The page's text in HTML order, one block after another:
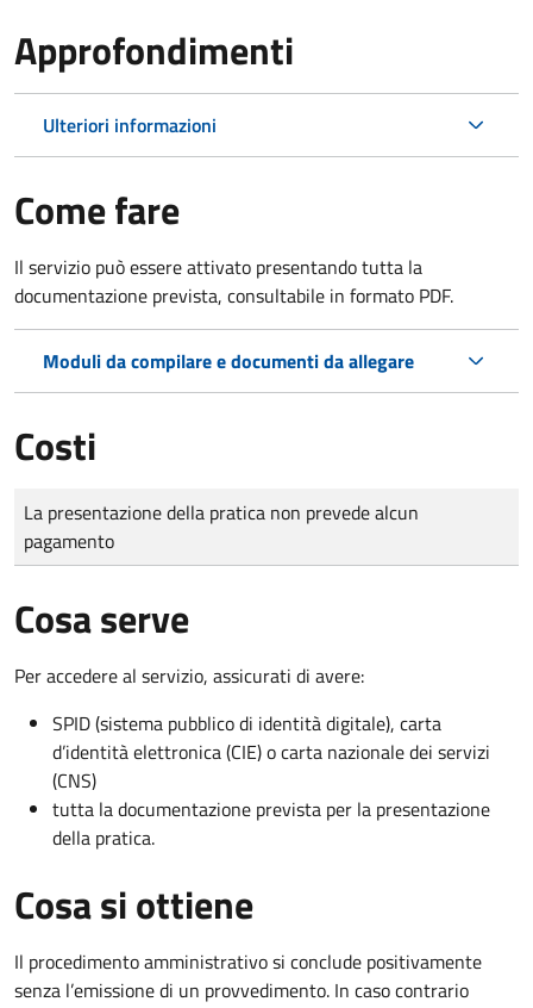
Approfondimenti
Ulteriori informazioni
Come fare
Il servizio può essere attivato presentando tutta la
documentazione prevista, consultabile in formato PDF.
Moduli da compilare e documenti da allegare
Costi
Tipo di pagamento
Importo
La presentazione della pratica non prevede alcun
pagamento
Cosa serve
Per accedere al servizio, assicurati di avere:
SPID (sistema pubblico di identità digitale), carta
d’identità elettronica (CIE) o carta nazionale dei servizi
(CNS)
tutta la documentazione prevista per la presentazione
della pratica.
Cosa si ottiene
Il procedimento amministrativo si conclude positivamente
senza l’emissione di un provvedimento. In caso contrario